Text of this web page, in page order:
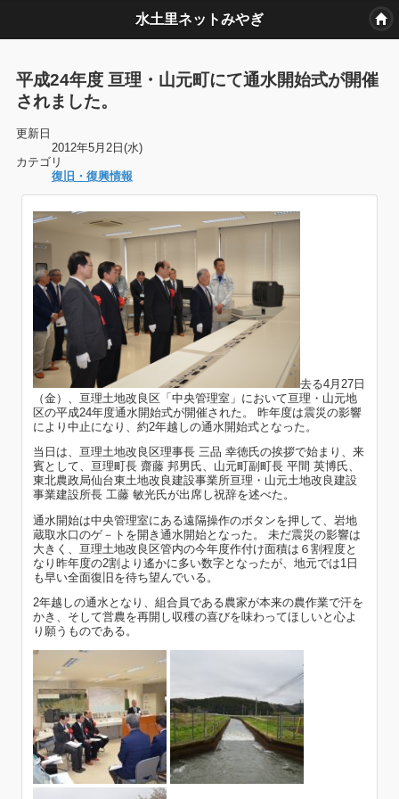
水土里ネットみやぎ
平成24年度 亘理・山元町にて通水開始式が開催
されました。
更新日
2012年5月2日(水)
カテゴリ
復旧・復興情報
去る4月27日
（金）、亘理土地改良区「中央管理室」において亘理・山元地
区の平成24年度通水開始式が開催された。 昨年度は震災の影響
により中止になり、約2年越しの通水開始式となった。
当日は、亘理土地改良区理事長 三品 幸徳氏の挨拶で始まり、来
賓として、亘理町長 齋藤 邦男氏、山元町副町長 平間 英博氏、
東北農政局仙台東土地改良建設事業所亘理・山元土地改良建設
事業建設所長 工藤 敏光氏が出席し祝辞を述べた。
通水開始は中央管理室にある遠隔操作のボタンを押して、岩地
蔵取水口のゲ－トを開き通水開始となった。 未だ震災の影響は
大きく、亘理土地改良区管内の今年度作付け面積は６割程度と
なり昨年度の2割より遙かに多い数字となったが、地元では1日
も早い全面復旧を待ち望んでいる。
2年越しの通水となり、組合員である農家が本来の農作業で汗を
かき、そして営農を再開し収穫の喜びを味わってほしいと心よ
り願うものである。